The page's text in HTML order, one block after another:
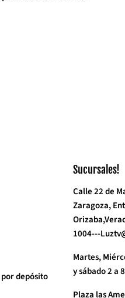
depósito
Sucursales!
Calle 22 de
Zaragoza,
1004---
Martes,
y sábado 2 a
Plaza las